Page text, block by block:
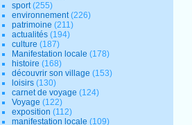
sport(255)
environnement(226)
patrimoine (211)
actualités (194)
culture (187)
Manifestation locale (178)
histoire (168)
découvrir son village (153)
loisirs (130)
carnet de voyage (124)
Voyage (122)
exposition (112)
manifestation locale (109)